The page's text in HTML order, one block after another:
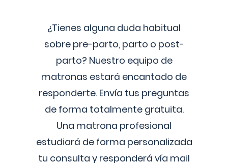
¿Tienes alguna duda habitual
sobre pre-parto, parto o post-
parto? Nuestro equipo de
matronas estará encantado de
responderte. Envía tus preguntas
de forma totalmente gratuita.
Una matrona profesional
estudiará de forma personalizada
tu consulta y responderá vía mail